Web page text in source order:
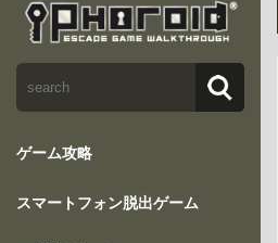
ゲーム攻略
スマートフォン脱出ゲーム